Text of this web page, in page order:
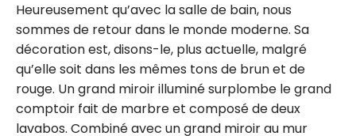
Heureusement qu’avec la salle de bain, nous
sommes de retour dans le monde moderne. Sa
décoration est, disons-le, plus actuelle, malgré
qu’elle soit dans les mêmes tons de brun et de
rouge. Un grand miroir illuminé surplombe le grand
comptoir fait de marbre et composé de deux
lavabos. Combiné avec un grand miroir au mur